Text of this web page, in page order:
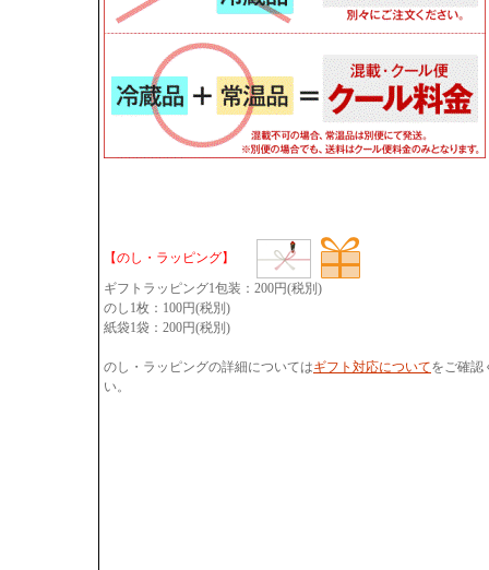
【のし・ラッピング】
ギフトラッピング1包装：200円(税別)
のし1枚：100円(税別)
紙袋1袋：200円(税別)
のし・ラッピングの詳細についてはギフト対応についてをご確認
い。